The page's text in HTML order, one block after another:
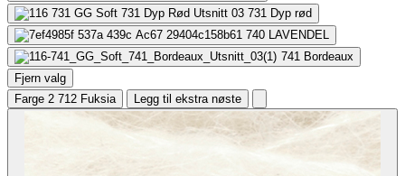
731 Dyp rød
740 LAVENDEL
741 Bordeaux
Fjern valg
Farge 2 712 Fuksia Legg til ekstra nøste